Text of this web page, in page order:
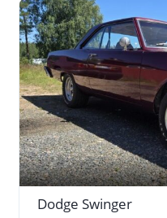
Dodge Swinger